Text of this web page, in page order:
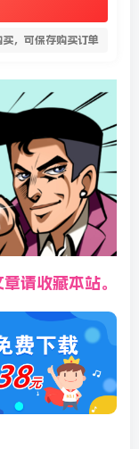
，可保存购买订单
请收藏本站。